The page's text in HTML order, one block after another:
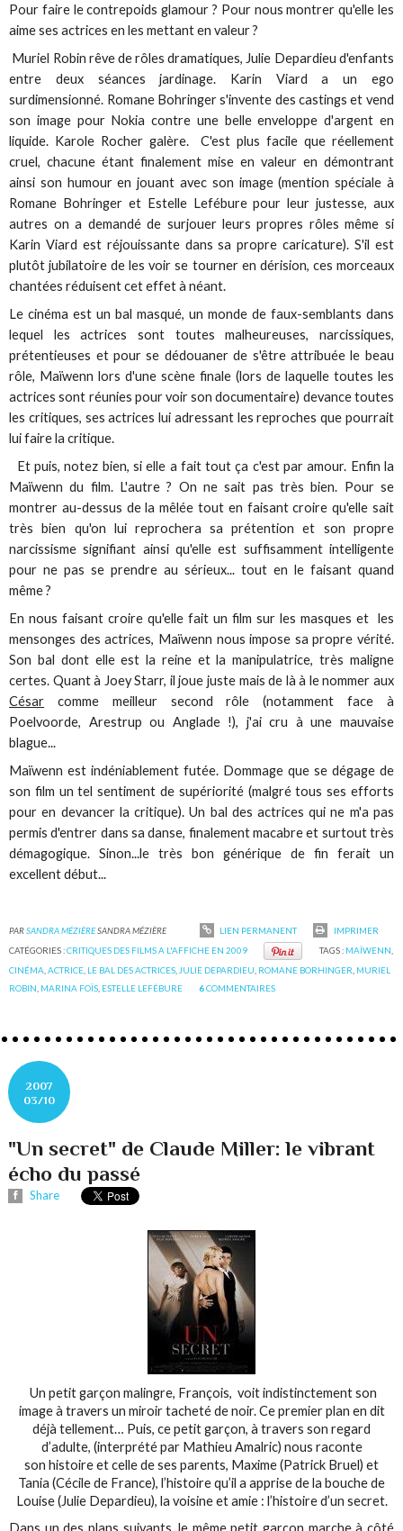
Pour faire le contrepoids glamour ? Pour nous montrer qu'elle les
aime ses actrices en les mettant en valeur ?
Muriel Robin rêve de rôles dramatiques, Julie Depardieu d'enfants
entre deux séances jardinage. Karin Viard a un ego
surdimensionné. Romane Bohringer s'invente des castings et vend
son image pour Nokia contre une belle enveloppe d'argent en
liquide. Karole Rocher galère. C'est plus facile que réellement
cruel, chacune étant finalement mise en valeur en démontrant
ainsi son humour en jouant avec son image (mention spéciale à
Romane Bohringer et Estelle Lefébure pour leur justesse, aux
autres on a demandé de surjouer leurs propres rôles même si
Karin Viard est réjouissante dans sa propre caricature). S'il est
plutôt jubilatoire de les voir se tourner en dérision, ces morceaux
chantées réduisent cet effet à néant.
Le cinéma est un bal masqué, un monde de faux-semblants dans
lequel les actrices sont toutes malheureuses, narcissiques,
prétentieuses et pour se dédouaner de s'être attribuée le beau
rôle, Maïwenn lors d'une scène finale (lors de laquelle toutes les
actrices sont réunies pour voir son documentaire) devance toutes
les critiques, ses actrices lui adressant les reproches que pourrait
lui faire la critique.
Et puis, notez bien, si elle a fait tout ça c'est par amour. Enfin la
Maïwenn du film. L'autre ? On ne sait pas très bien. Pour se
montrer au-dessus de la mêlée tout en faisant croire qu'elle sait
très bien qu'on lui reprochera sa prétention et son propre
narcissisme signifiant ainsi qu'elle est suffisamment intelligente
pour ne pas se prendre au sérieux... tout en le faisant quand
même ?
En nous faisant croire qu'elle fait un film sur les masques et les
mensonges des actrices, Maïwenn nous impose sa propre vérité.
Son bal dont elle est la reine et la manipulatrice, très maligne
certes. Quant à Joey Starr, il joue juste mais de là à le nommer aux
César comme meilleur second rôle (notamment face à
Poelvoorde, Arestrup ou Anglade !), j'ai cru à une mauvaise
blague...
Maïwenn est indéniablement futée. Dommage que se dégage de
son film un tel sentiment de supériorité (malgré tous ses efforts
pour en devancer la critique). Un bal des actrices qui ne m'a pas
permis d'entrer dans sa danse, finalement macabre et surtout très
démagogique. Sinon...le très bon générique de fin ferait un
excellent début...
PARSANDRA MÉZIÈRESANDRA MÉZIÈRE LIEN PERMANENT
IMPRIMER
CATÉGORIES :CRITIQUES DES FILMS A L'AFFICHE EN 2009 TAGS : MAÏWENN
CINÉMA ,ACTRICE LE BAL DES ACTRICES JULIE DEPARDIEU ROMANE BORHINGER MURIEL
ROBIN MARINA FOÏS ESTELLE LEFÉBURE 6COMMENTAIRES
2007
03/10
"Un secret" de Claude Miller: le vibrant
écho du passé
Share
Un petit garçon malingre, François, voit indistinctement son
image à travers un miroir tacheté de noir. Ce premier plan en dit
déjà tellement… Puis, ce petit garçon, à travers son regard
d’adulte, (interprété par Mathieu Amalric) nous raconte
son histoire et celle de ses parents, Maxime (Patrick Bruel) et
Tania (Cécile de France), l’histoire qu’il a apprise de la bouche de
Louise (Julie Depardieu), la voisine et amie : l’histoire d’un secret.
Dans un des plans suivants, le même petit garçon marche à côté